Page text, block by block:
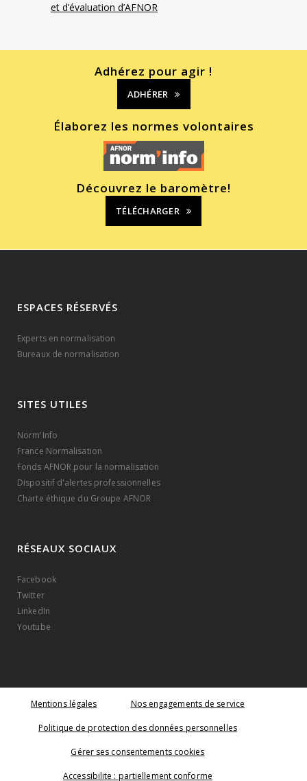
et d’évaluation d’AFNOR
Adhérez pour agir !
ADHÉRER
Élaborez les normes volontaires
Découvrez le baromètre!
TÉLÉCHARGER
ESPACES RÉSERVÉS
Experts en normalisation
Bureaux de normalisation
SITES UTILES
Norm'Info
France Normalisation
Fonds AFNOR pour la normalisation
Dispositif d'alertes professionnelles
Charte éthique du Groupe AFNOR
RÉSEAUX SOCIAUX
Facebook
Twitter
LinkedIn
Youtube
Mentions légales Nos engagements de service
Politique de protection des données personnelles
Gérer ses consentements cookies
Accessibilite : partiellement conforme